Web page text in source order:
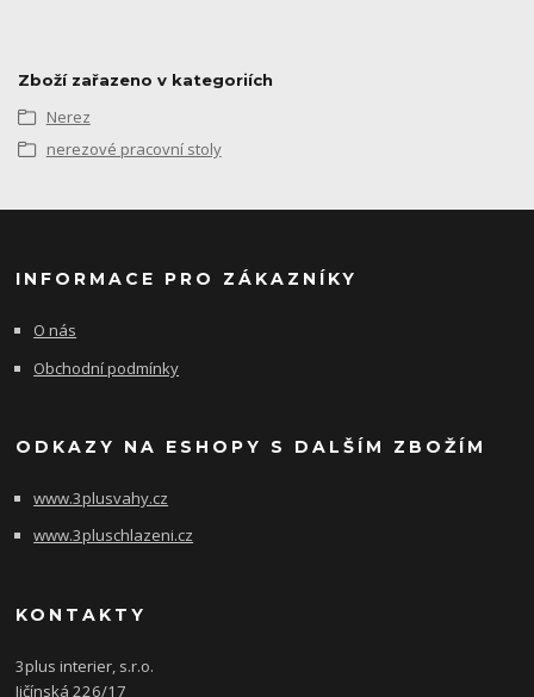
Zboží zařazeno v kategoriích
Nerez
nerezové pracovní stoly
INFORMACE PRO ZÁKAZNÍKY
O nás
Obchodní podmínky
ODKAZY NA ESHOPY S DALŠÍM ZBOŽÍM
www.3plusvahy.cz
www.3pluschlazeni.cz
KONTAKTY
3plus interier, s.r.o.
Jičínská 226/17